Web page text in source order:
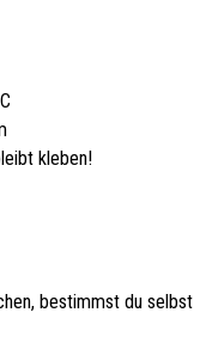
kleben!
bestimmst du selbst